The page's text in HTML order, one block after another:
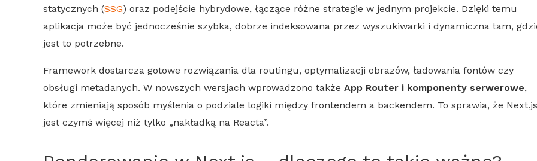
statycznych (SSG) oraz podejście hybrydowe, łączące różne strategie w jednym projekcie. Dzięki temu
aplikacja może być jednocześnie szybka, dobrze indeksowana przez wyszukiwarki i dynamiczna tam,
jest to potrzebne.
Framework dostarcza gotowe rozwiązania dla routingu, optymalizacji obrazów, ładowania fontów czy
obsługi metadanych. W nowszych wersjach wprowadzono także App Router i komponenty serwerowe,
które zmieniają sposób myślenia o podziale logiki między frontendem a backendem. To sprawia, że Next.js
jest czymś więcej niż tylko „nakładką na Reacta”.